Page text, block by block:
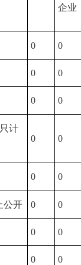
企业
0 0
0 0
0 0
计
0 0
0 0
公开 0 0
0 0
0 0